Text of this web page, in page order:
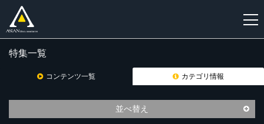
登
特集一覧
コンテンツ一覧 カテゴリ情報
並べ替え